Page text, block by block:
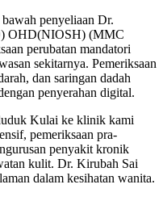
penyeliaan Dr.
OHD(NIOSH) (MMC
perubatan mandatori
sekitarnya. Pemeriksaan
dan saringan dadah
penyerahan digital.
Kulai ke klinik kami
pemeriksaan pra-
penyakit kronik
kulit. Dr. Kirubah Sai
dalam kesihatan wanita.